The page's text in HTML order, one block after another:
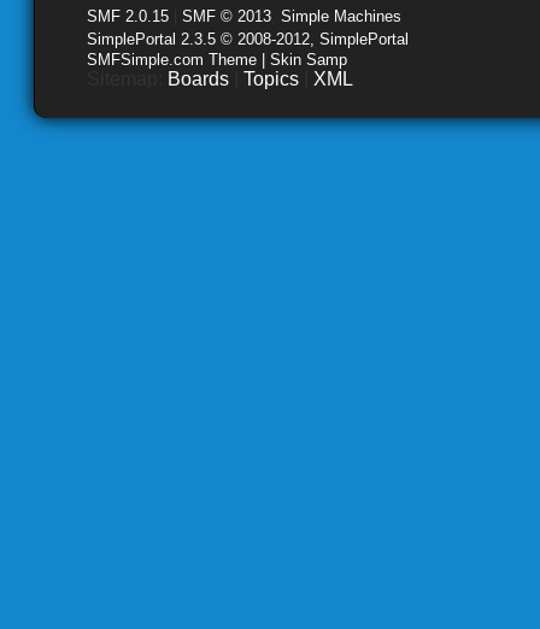
SMF 2.0.15 SMF © 2013 Simple Machines
SimplePortal 2.3.5 © 2008-2012, SimplePortal
SMFSimple.com Theme | Skin Samp
Boards Topics XML